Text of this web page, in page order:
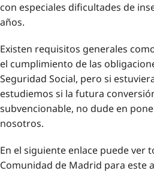
con especiales dificultades de
años.
Existen requisitos generales
el cumplimiento de las
Seguridad Social, pero si
estudiemos si la futura
subvencionable, no dude en
nosotros.
En el siguiente enlace puede ver
Comunidad de Madrid para este